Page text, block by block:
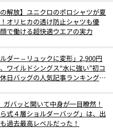
解放】ユニクロのポロシャツが夏
オリヒカの透け防止シャツも優
で働ける超快適ウエアの実力
ダー⇔リュックに変形」2,900円
ワイルドシングス“水に強い”初コ
日バッグの人気記事ランキングベ
ガバッと開いて中身が一目瞭然！
式４層ショルダーバッグ」は、出
過去最高レベルだった！